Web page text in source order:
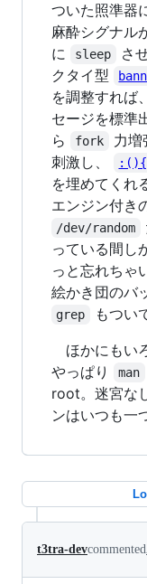
ついた照準器
麻酔シグナル
に
sleep
さ
クタイ型
を調整すれば
セージを標準
ら
fork
力増
刺激し、
を埋めてくれ
エンジン付き
/dev/random
っている間し
っと忘れちゃ
絵かき団のバ
grep
もつい
ほかにもい
やっぱり
man
root。迷宮な
ンはいつも一
t3tra-devcommented